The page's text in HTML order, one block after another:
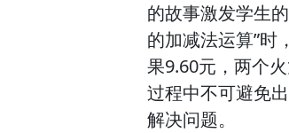
的故事激发学生
的加减法运算”时
果9.60元，两个
过程中不可避免
解决问题。